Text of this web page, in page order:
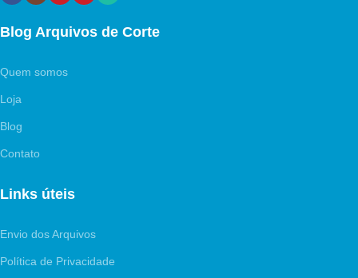
Blog Arquivos de Corte
Quem somos
Loja
Blog
Contato
Links úteis
Envio dos Arquivos
Política de Privacidade